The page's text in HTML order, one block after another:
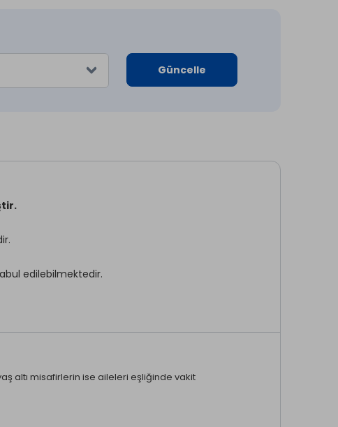
Güncelle
edilebilmektedir.
Cilt Bakımı *
altı misafirlerin ise aileleri eşliğinde vakit